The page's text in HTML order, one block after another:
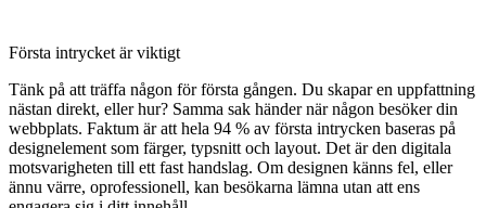
Första intrycket är viktigt
Tänk på att träffa någon för första gången. Du skapar en uppfattning
nästan direkt, eller hur? Samma sak händer när någon besöker din
webbplats. Faktum är att hela 94 % av första intrycken baseras på
designelement som färger, typsnitt och layout. Det är den digitala
motsvarigheten till ett fast handslag. Om designen känns fel, eller
ännu värre, oprofessionell, kan besökarna lämna utan att ens